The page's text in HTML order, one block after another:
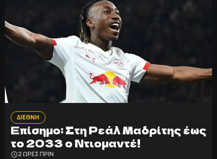
ΔΙΕΘΝΗ
Επίσημο: Στη Ρεάλ Μαδρίτης έως
το 2033 ο Ντιομαντέ!
2 ΩΡΕΣ ΠΡΙΝ